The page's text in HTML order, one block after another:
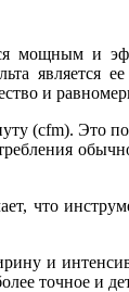
мощным и
является
и
(cfm). Это
что
и
точное и